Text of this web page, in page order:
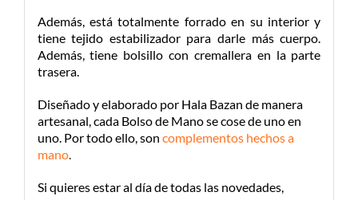
Además, está totalmente forrado en su interior y
tiene tejido estabilizador para darle más cuerpo.
Además, tiene bolsillo con cremallera en la parte
trasera.
Diseñado y elaborado por Hala Bazan de manera
artesanal, cada Bolso de Mano se cose de uno en
uno. Por todo ello, son complementos hechos a
mano.
Si quieres estar al día de todas las novedades,